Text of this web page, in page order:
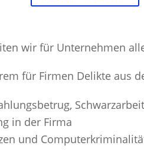
wir für Unternehmen
für Firmen Delikte aus
in der Firma
und